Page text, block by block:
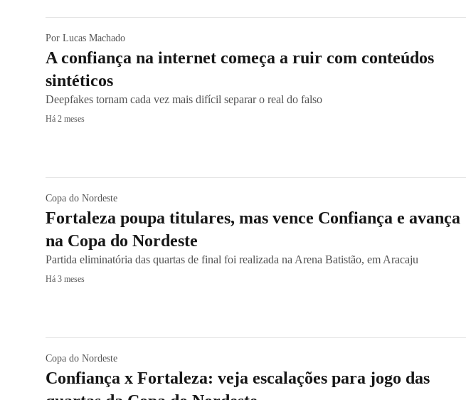
Por Lucas Machado
A confiança na internet começa a ruir com conteúdos
sintéticos
Deepfakes tornam cada vez mais difícil separar o real do falso
Há 2 meses
Copa do Nordeste
Fortaleza poupa titulares, mas vence Confiança e avança
na Copa do Nordeste
Partida eliminatória das quartas de final foi realizada na Arena Batistão, em Aracaju
Há 3 meses
Copa do Nordeste
Confiança x Fortaleza: veja escalações para jogo das